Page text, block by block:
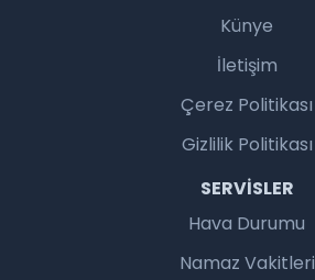
Künye
İletişim
Çerez Politikası
Gizlilik Politikası
SERVISLER
Hava Durumu
Namaz Vakitleri